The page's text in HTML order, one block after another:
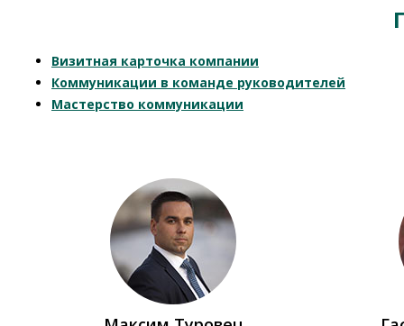
Визитная карточка компании
Коммуникации в команде руководителей
Мастерство коммуникации